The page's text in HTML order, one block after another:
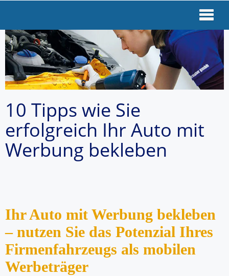
10 Tipps wie Sie
erfolgreich Ihr Auto mit
Werbung bekleben
Ihr Auto mit Werbung bekleben
– nutzen Sie das Potenzial Ihres
Firmenfahrzeugs als mobilen
Werbeträger